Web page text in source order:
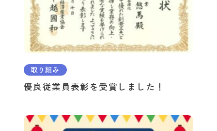
取り組み
優良従業員表彰を受賞しました！